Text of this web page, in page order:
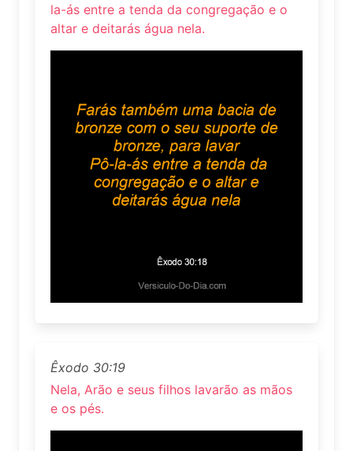
la-ás entre a tenda da congregação e o
altar e deitarás água nela.
Êxodo 30:19
Nela, Arão e seus filhos lavarão as mãos
e os pés.